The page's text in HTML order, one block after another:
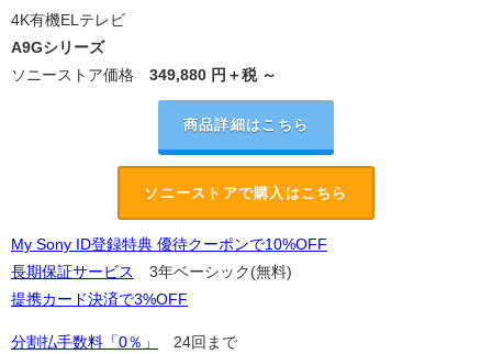
4K有機ELテレビ
A9Gシリーズ
ソニーストア価格 349,880 円＋税 ～
商品詳細はこちら
ソニーストアで購入はこちら
My Sony ID登録特典 優待クーポンで10%OFF
長期保証サービス
3年ベーシック(無料)
提携カード決済で3%OFF
分割払手数料「0％」 24回まで